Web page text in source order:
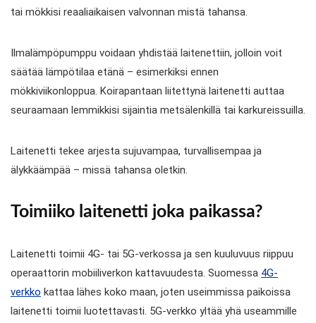
tai mökkisi reaaliaikaisen valvonnan mistä tahansa.
Ilmalämpöpumppu voidaan yhdistää laitenettiin, jolloin voit
säätää lämpötilaa etänä – esimerkiksi ennen
mökkiviikonloppua. Koirapantaan liitettynä laitenetti auttaa
seuraamaan lemmikkisi sijaintia metsälenkillä tai karkureissuilla.
Laitenetti tekee arjesta sujuvampaa, turvallisempaa ja
älykkäämpää – missä tahansa oletkin.
Toimiiko laitenetti joka paikassa?
Laitenetti toimii 4G- tai 5G-verkossa ja sen kuuluvuus riippuu
operaattorin mobiiliverkon kattavuudesta. Suomessa 4G-
verkko kattaa lähes koko maan, joten useimmissa paikoissa
laitenetti toimii luotettavasti. 5G-verkko yltää yhä useammille